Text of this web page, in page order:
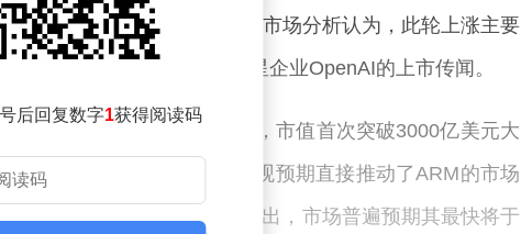
，但整体趋势仍保持强劲。市场分析认为，此轮上涨主要
升，以及人工智能领域明星企业OpenAI的上市传闻。
21日迎来股价大涨16.16%，市值首次突破3000亿美元大
关，后者对CPU市场的乐观预期直接推动了ARM的市场
草案的消息也在5月21日传出，市场普遍预期其最快将于
后回复数字1获得阅读码